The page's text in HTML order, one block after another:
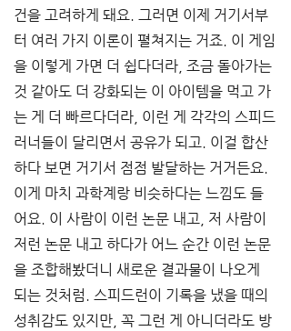
건을 고려하게 돼요. 그러면 이제 거기서부
터 여러 가지 이론이 펼쳐지는 거죠. 이 게임
을 이렇게 가면 더 쉽다더라, 조금 돌아가는
것 같아도 더 강화되는 이 아이템을 먹고 가
는 게 더 빠르다더라, 이런 게 각각의 스피드
러너들이 달리면서 공유가 되고. 이걸 합산
하다 보면 거기서 점점 발달하는 거거든요.
이게 마치 과학계랑 비슷하다는 느낌도 들
어요. 이 사람이 이런 논문 내고, 저 사람이
저런 논문 내고 하다가 어느 순간 이런 논문
을 조합해봤더니 새로운 결과물이 나오게
되는 것처럼. 스피드런이 기록을 냈을 때의
성취감도 있지만, 꼭 그런 게 아니더라도 방